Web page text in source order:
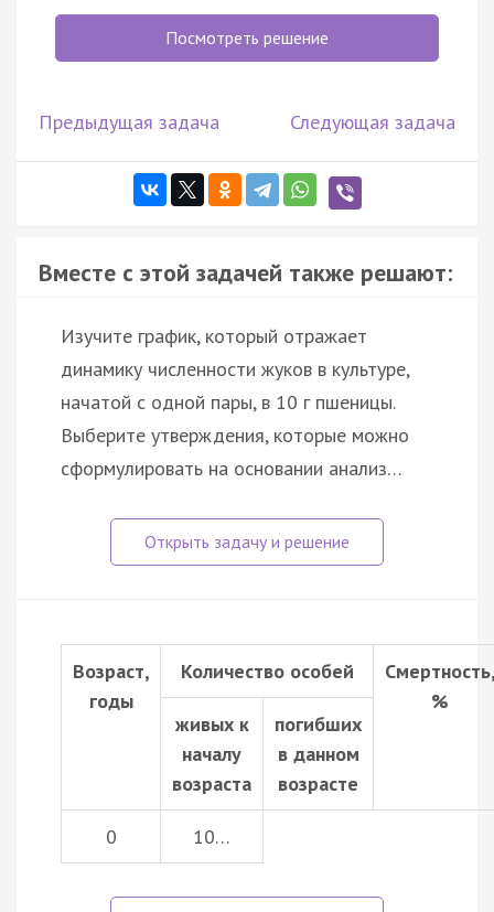
Посмотреть решение
Предыдущая задача Следующая задача
Вместе с этой задачей также решают:
Изучите график, который отражает
динамику численности жуков в культуре,
начатой с одной пары, в 10 г пшеницы.
Выберите утверждения, которые можно
сформулировать на основании анализ…
Возраст,
годы
Количество особей
%
живых к
началу
возраста
погибших
в данном
возрасте
0 10…